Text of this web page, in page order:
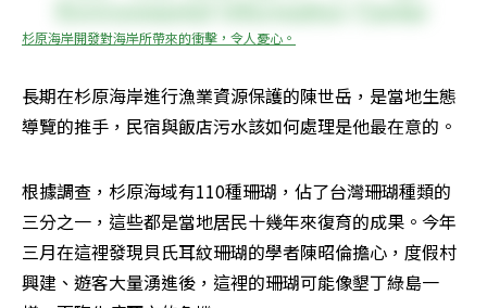
杉原海岸開發對海岸所帶來的衝擊，令人憂心。
長期在杉原海岸進行漁業資源保護的陳世岳，是當地生態
導覽的推手，民宿與飯店污水該如何處理是他最在意的。
根據調查，杉原海域有110種珊瑚，佔了台灣珊瑚種類的
三分之一，這些都是當地居民十幾年來復育的成果。今年
三月在這裡發現貝氏耳紋珊瑚的學者陳昭倫擔心，度假村
興建、遊客大量湧進後，這裡的珊瑚可能像墾丁綠島一